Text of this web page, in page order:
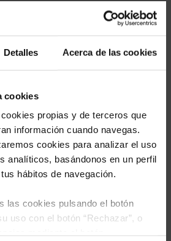
Detalles Acerca de las cookies
cookies
propias y de terceros que
información cuando navegas.
cookies para analizar el uso
analíticos, basándonos en un perfil
hábitos de navegación.
las cookies pulsando el botón
uso con el botón “Rechazar”, o
su cartera.
expertos le enviarán un
alternativas de Clases